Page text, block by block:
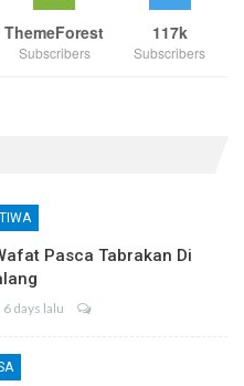
ThemeForest
Subscribers
117k
Subscribers
Pasca Tabrakan Di
6 days lalu